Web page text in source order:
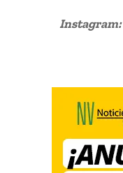
Instagram: